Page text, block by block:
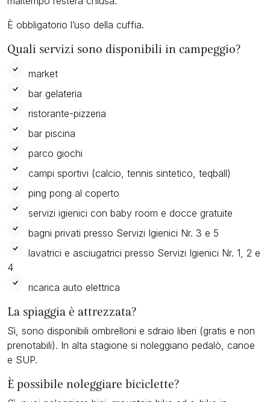
È obbligatorio l’uso della cuffia.
Quali servizi sono disponibili in campeggio?
market
bar gelateria
ristorante-pizzeria
bar piscina
parco giochi
campi sportivi (calcio, tennis sintetico, teqball)
ping pong al coperto
servizi igienici con baby room e docce gratuite
bagni privati presso Servizi Igienici Nr. 3 e 5
lavatrici e asciugatrici presso Servizi Igienici Nr. 1, 2 e
4
ricarica auto elettrica
La spiaggia è attrezzata?
Sì, sono disponibili ombrelloni e sdraio liberi (gratis e non
prenotabili). In alta stagione si noleggiano pedalò, canoe
e SUP.
È possibile noleggiare biciclette?